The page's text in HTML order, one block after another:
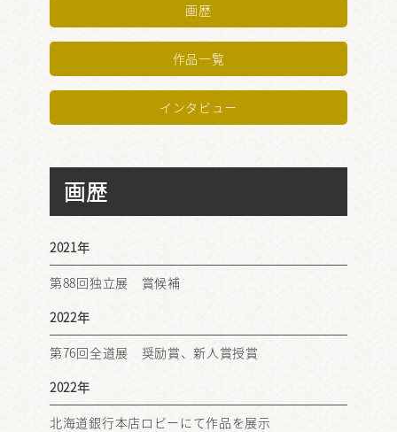
画歴
作品一覧
インタビュー
画歴
2021年
第88回独立展 賞候補
2022年
第76回全道展 奨励賞、新人賞授賞
2022年
北海道銀行本店ロビーにて作品を展示